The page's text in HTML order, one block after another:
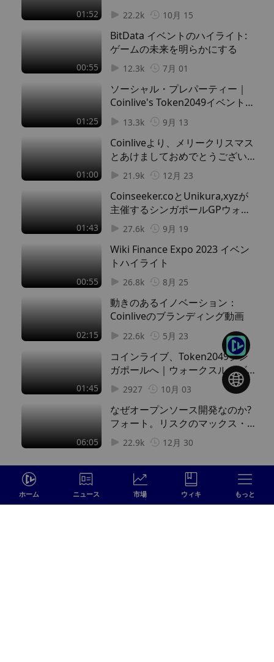
る。暗号資産と銀行の融合。イーサリアム上のAI開
発。これこそが、新たな金融秩序の幕開けだ。アーサ
ー・ヘイズ、トム・リー、パオロ・アルドイノ、ヴラ
ド・テネフ、ジャスティン・サンらによる大胆な見解
をぜひお聞きください。
00:00 ドナルド・トランプ・ジュニアが描く、暗号資
産が支えるアメリカ
01:10 アーサー・ヘイズ、ユーロを「根本的にダメ
だ」と断じる
01:57 トム・リー、イーサリアムのAIブームを予測
02:58 テザーのパオロ・アルドイノ、アメリカ人が資
産をステーブルコインに移すと予測
03:29 ロビンフッドのヴラド・テネフ、トークン化が
「金融システム全体を飲み込む」と語る
04:53 TRONのジャスティン・サンが警告――今や真の
競争は暗号資産対暗号資産ではなく、暗号資産対アッ
プルやNVIDIAだ。
01:52 22.2k 10月 15
BitData イベントのハイライト:
ゲームの未来を明らかにする
00:55 12.3k 7月 01
ソーシャル・プレパーティー｜
Coinlive's Token2049イベントハ
イライト
01:25 13.3k 9月 13
Coinliveより、メリークリスマス
とあけましておめでとうございま
す！
01:00 21.9k 12月 23
Coinseeker.coとUnikura,xyzが
主催するシンガポールGPウォッ
チパーティー2023
01:43 27.6k 9月 19
Wiki Finance Expo 2023 イベン
トハイライト
00:55 26.8k 8月 25
動きのあるイノベーション：
Coinliveのブランディング動画
02:15 22.6k 5月 23
コインライブ、Token2049シン
ガポールへ｜ウォークスルービデ
オ
01:45 2927 10月 03
なぜオープンソース開発なのか?
フォート。リスクのマックス・コ
ーデック
06:05 22.9k 12月 30
ホーム ニュース 市場 ウィキ もっと